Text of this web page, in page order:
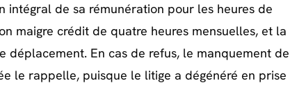
intégral de sa rémunération pour les heures de
maigre crédit de quatre heures mensuelles, et la
déplacement. En cas de refus, le manquement de
le rappelle, puisque le litige a dégénéré en prise